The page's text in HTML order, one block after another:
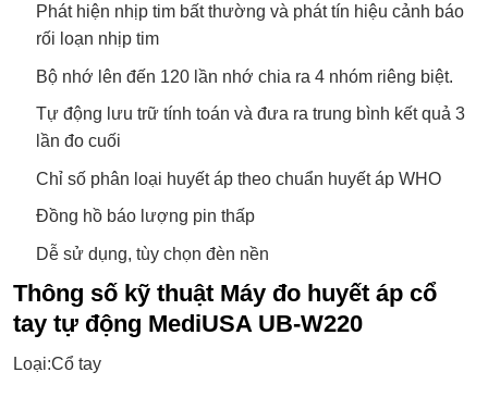
Phát hiện nhịp tim bất thường và phát tín hiệu cảnh báo
rối loạn nhịp tim
Bộ nhớ lên đến 120 lần nhớ chia ra 4 nhóm riêng biệt.
Tự động lưu trữ tính toán và đưa ra trung bình kết quả 3
lần đo cuối
Chỉ số phân loại huyết áp theo chuẩn huyết áp WHO
Đồng hồ báo lượng pin thấp
Dễ sử dụng, tùy chọn đèn nền
Thông số kỹ thuật Máy đo huyết áp cổ
tay tự động MediUSA UB-W220
Loại:Cổ tay